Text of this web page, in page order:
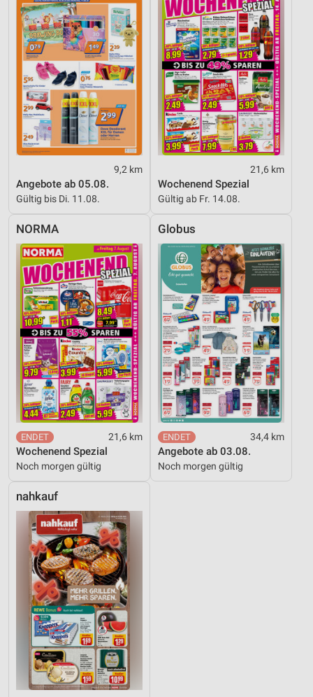
9,2 km
Angebote ab 05.08.
Gültig bis Di. 11.08.
21,6 km
Wochenend Spezial
Gültig ab Fr. 14.08.
NORMA
21,6 km
Wochenend Spezial
Noch morgen gültig
Globus
34,4 km
Angebote ab 03.08.
Noch morgen gültig
nahkauf